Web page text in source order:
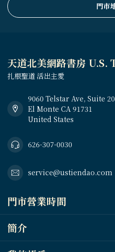
門市
天道北美網路書房
扎根聖道 活出主愛
9060 Telstar Ave, Suite
El Monte CA 91731
United States
626-307-0030
service@ustiendao.com
門市營業時間
簡介